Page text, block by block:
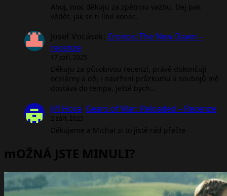
Ahoj, moc děkuju za zpětnou vazbu. Dej pak
vědět, jak se ti líbil konec.
Josef Vocásek: Cronos: The New Dawn –
recenze
17 září, 2025
Děkuju za působivou recenzí, právě dokončuji
ocelárny a děj i navržení průzkumu a soubojů mě
dostává do tempa, ještě bych…
Jiří Hora: Gears of War: Reloaded – Recenze
2 září, 2025
Děkujeme a Michal si to jistě rád přečte
mOŽNÁ JSTE MINULI?